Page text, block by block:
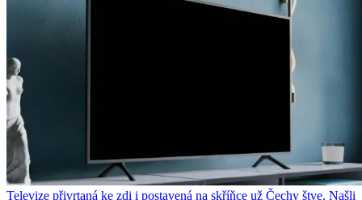
Televize přivrtaná ke zdi i postavená na skříňce už Čechy štve. Našli